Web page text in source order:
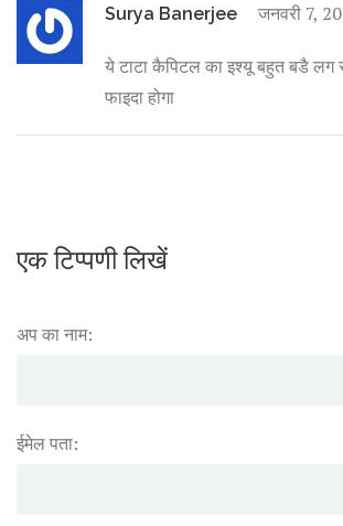
Surya Banerjee जनवरी 7,
ये टाटा कैपिटल का इश्यू बहुत बडै लग
फाइदा होगा
एक टिप्पणी लिखें
अप का नाम:
ईमेल पता: